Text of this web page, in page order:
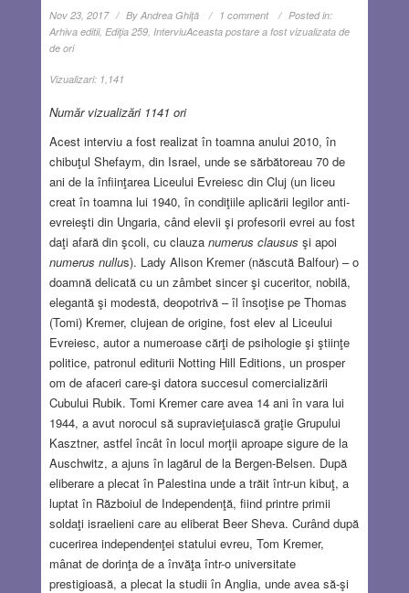
Nov 23, 2017 By Andrea Ghiţă 1 comment
Posted in:
Arhiva editii, Ediţia 259, InterviuAceasta postare a fost vizualizata de
de ori
Vizualizari: 1,141
Număr vizualizări 1141 ori
Acest interviu a fost realizat în toamna anului 2010, în
chibuţul Shefaym, din Israel, unde se sărbătoreau 70 de
ani de la înfiinţarea Liceului Evreiesc din Cluj (un liceu
creat în toamna lui 1940, în condiţiile aplicării legilor anti-
evreieşti din Ungaria, când elevii şi profesorii evrei au fost
daţi afară din şcoli, cu clauza numerus clausus şi apoi
numerus nullus). Lady Alison Kremer (născută Balfour) – o
doamnă delicată cu un zâmbet sincer şi cuceritor, nobilă,
elegantă şi modestă, deopotrivă – îl însoţise pe Thomas
(Tomi) Kremer, clujean de origine, fost elev al Liceului
Evreiesc, autor a numeroase cărţi de psihologie şi ştiinţe
politice, patronul editurii Notting Hill Editions, un prosper
om de afaceri care-şi datora succesul comercializării
Cubului Rubik. Tomi Kremer care avea 14 ani în vara lui
1944, a avut norocul să supravieţuiască graţie Grupului
Kasztner, astfel încât în locul morţii aproape sigure de la
Auschwitz, a ajuns în lagărul de la Bergen-Belsen. După
eliberare a plecat în Palestina unde a trăit într-un kibuţ, a
luptat în Războiul de Independenţă, fiind printre primii
soldaţi israelieni care au eliberat Beer Sheva. Curând după
cucerirea independenţei statului evreu, Tom Kremer,
mânat de dorinţa de a învăţa într-o universitate
prestigioasă, a plecat la studii în Anglia, unde avea să-şi